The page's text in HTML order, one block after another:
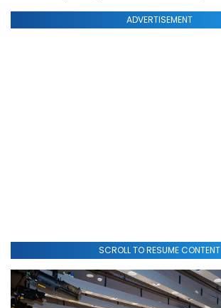
ADVERTISEMENT
SCROLL TO RESUME CONTENT